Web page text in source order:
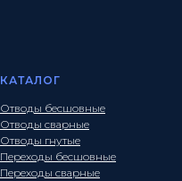
КАТАЛОГ
Отводы бесшовные
Отводы сварные
Отводы гнутые
Переходы бесшовные
Переходы сварные